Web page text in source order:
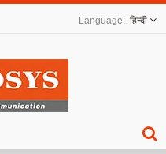
हिन्दी